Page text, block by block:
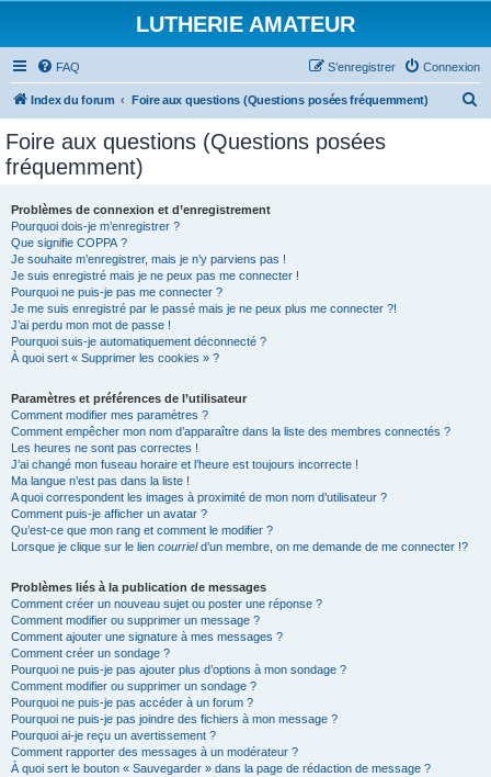
LUTHERIE AMATEUR
FAQ Connexion
S’enregistrer
Index du forum Foire aux questions (Questions posées fréquemment)
Foire aux questions (Questions posées
fréquemment)
Problèmes de connexion et d’enregistrement
Pourquoi dois-je m’enregistrer ?
Que signifie COPPA ?
Je souhaite m’enregistrer, mais je n’y parviens pas !
Je suis enregistré mais je ne peux pas me connecter !
Pourquoi ne puis-je pas me connecter ?
Je me suis enregistré par le passé mais je ne peux plus me connecter ?!
J’ai perdu mon mot de passe !
Pourquoi suis-je automatiquement déconnecté ?
À quoi sert « Supprimer les cookies » ?
Paramètres et préférences de l’utilisateur
Comment modifier mes paramètres ?
Comment empêcher mon nom d’apparaître dans la liste des membres connectés ?
Les heures ne sont pas correctes !
J’ai changé mon fuseau horaire et l’heure est toujours incorrecte !
Ma langue n’est pas dans la liste !
A quoi correspondent les images à proximité de mon nom d’utilisateur ?
Comment puis-je afficher un avatar ?
Qu’est-ce que mon rang et comment le modifier ?
Lorsque je clique sur le lien courrield’un membre, on me demande de me connecter !?
Problèmes liés à la publication de messages
Comment créer un nouveau sujet ou poster une réponse ?
Comment modifier ou supprimer un message ?
Comment ajouter une signature à mes messages ?
Comment créer un sondage ?
Pourquoi ne puis-je pas ajouter plus d’options à mon sondage ?
Comment modifier ou supprimer un sondage ?
Pourquoi ne puis-je pas accéder à un forum ?
Pourquoi ne puis-je pas joindre des fichiers à mon message ?
Pourquoi ai-je reçu un avertissement ?
Comment rapporter des messages à un modérateur ?
À quoi sert le bouton « Sauvegarder » dans la page de rédaction de message ?